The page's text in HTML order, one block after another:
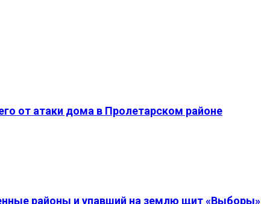
от атаки дома в Пролетарском районе
районы и упавший на землю щит «Выборы»